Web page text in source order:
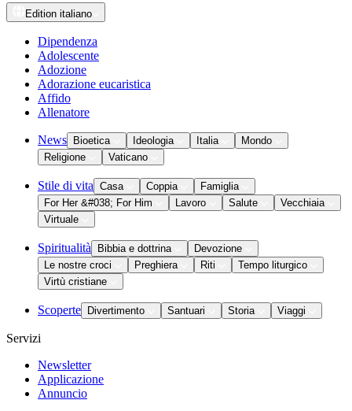
Edition italiano
Dipendenza
Adolescente
Adozione
Adorazione eucaristica
Affido
Allenatore
News Bioetica Ideologia Italia
Mondo
Religione
Vaticano
Stile di vita Casa Coppia
Famiglia
For Her &#038; For Him
Lavoro Salute
Vecchiaia
Virtuale
Spiritualità Bibbia e dottrina
Devozione
Le nostre croci
Preghiera Riti
Tempo liturgico
Virtù cristiane
Scoperte Divertimento Santuari Storia Viaggi
Servizi
Newsletter
Applicazione
Annuncio